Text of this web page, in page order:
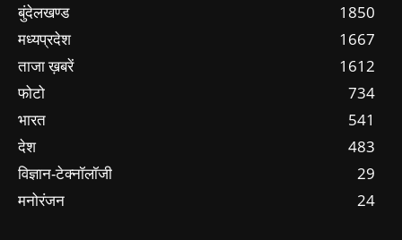
बुंदेलखण्ड
1850
मध्यप्रदेश
1667
ताजा ख़बरें
1612
फोटो
734
भारत
541
देश
483
विज्ञान-टेक्नॉलॉजी
29
मनोरंजन
24